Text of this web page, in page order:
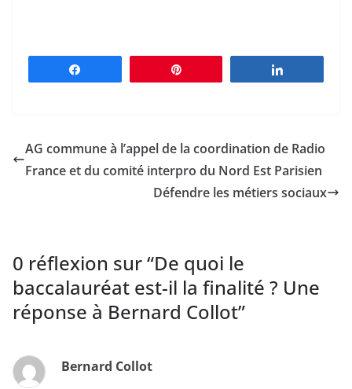
AG commune à l’appel de la coordination de Radio
France et du comité interpro du Nord Est Parisien
Défendre les métiers sociaux
0 réflexion sur “De quoi le
baccalauréat est-il la finalité ? Une
réponse à Bernard Collot”
Bernard Collot